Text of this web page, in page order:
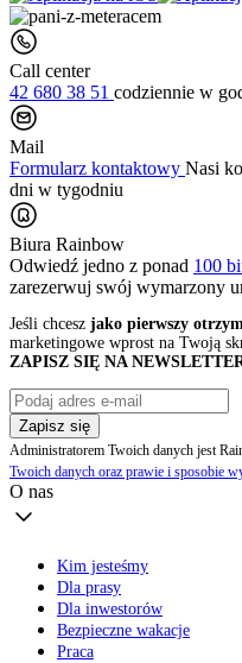
Call center
42 680 38 51 codziennie w
Mail
Formularz kontaktowy Nasi
dni w tygodniu
Biura Rainbow
Odwiedź jedno z ponad 100
zarezerwuj swój wymarzony
Jeśli chcesz jako pierwszy
marketingowe wprost na Twoją
ZAPISZ SIĘ NA
Zapisz się
Administratorem Twoich danych jest
Twoich danych oraz prawie i sposobie
O nas
Kim jesteśmy
Dla prasy
Dla inwestorów
Bezpieczne wakacje
Praca